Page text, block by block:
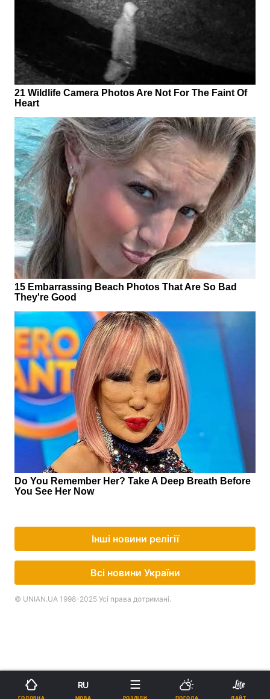
Інші новини релігії
Всі новини України
© UNIAN.UA 1998-2025 Усі права дотримані.
ГОЛОВНА
RU
МОВА РОЗДІЛИ ПОГОДА ЛАЙТ